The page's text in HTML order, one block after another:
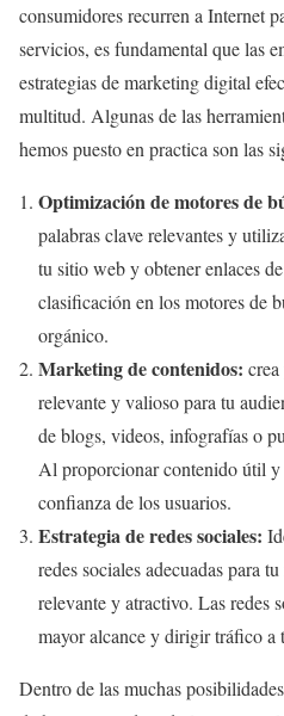
consumidores recurren a Internet
servicios, es fundamental que las
estrategias de marketing digital
multitud. Algunas de las
hemos puesto en practica son las
Optimización de motores de
palabras clave relevantes y
tu sitio web y obtener enlaces
clasificación en los motores de
orgánico.
Marketing de contenidos:
relevante y valioso para tu
de blogs, videos, infografías o
Al proporcionar contenido útil y
confianza de los usuarios.
Estrategia de redes sociales:
redes sociales adecuadas para
relevante y atractivo. Las redes
mayor alcance y dirigir tráfico a
Dentro de las muchas